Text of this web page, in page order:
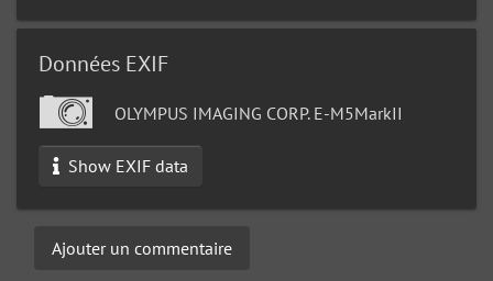
Données EXIF
OLYMPUS IMAGING CORP. E-M5MarkII
Show EXIF data
Ajouter un commentaire